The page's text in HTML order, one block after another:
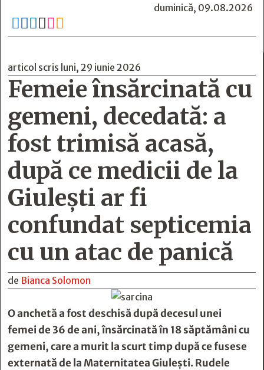
duminică, 09.08.2026
     
articol scris luni, 29 iunie 2026
Femeie însărcinată cu
gemeni, decedată: a
fost trimisă acasă,
după ce medicii de la
Giulești ar fi
confundat septicemia
cu un atac de panică
de Bianca Solomon
O anchetă a fost deschisă după decesul unei
femei de 36 de ani, însărcinată în 18 săptămâni cu
gemeni, care a murit la scurt timp după ce fusese
externată de la Maternitatea Giulești. Rudele